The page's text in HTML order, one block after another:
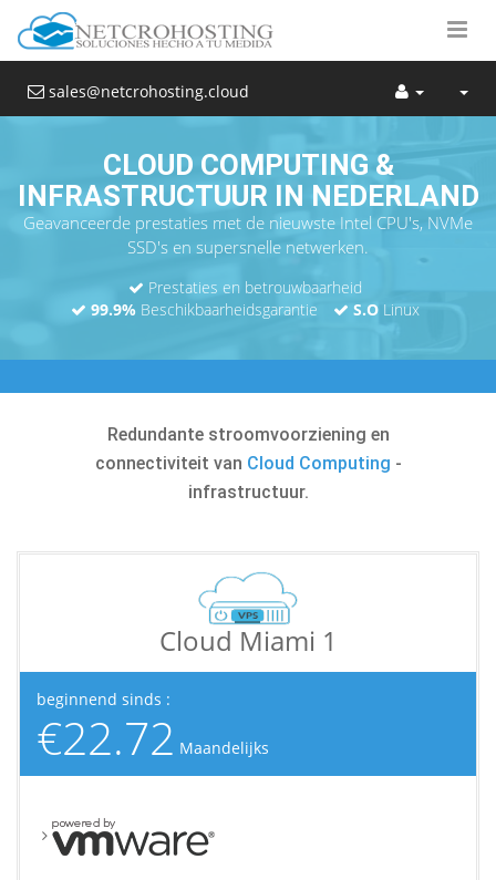
sales@netcrohosting.cloud
CLOUD COMPUTING &
INFRASTRUCTUUR IN NEDERLAND
Geavanceerde prestaties met de nieuwste Intel CPU's, NVMe
SSD's en supersnelle netwerken.
Prestaties en betrouwbaarheid
99.9% Beschikbaarheidsgarantie S.O Linux
Redundante stroomvoorziening en
connectiviteit van Cloud Computing -
infrastructuur.
Cloud Miami 1
beginnend sinds :
€22.72 Maandelijks